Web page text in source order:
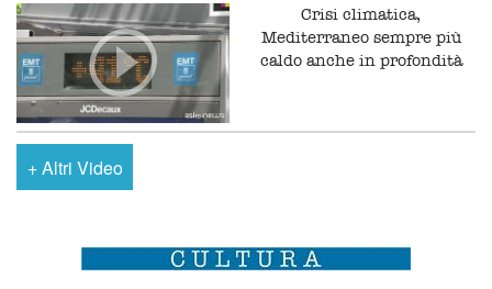
Crisi climatica,
Mediterraneo sempre più
caldo anche in profondità
+Altri Video